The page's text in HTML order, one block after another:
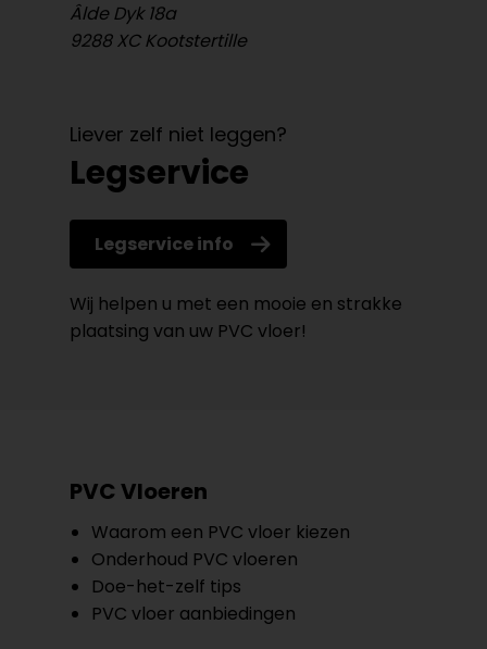
Âlde Dyk 18a
9288 XC Kootstertille
Liever zelf niet leggen?
Legservice
Legservice info
Wij helpen u met een mooie en strakke
plaatsing van uw PVC vloer!
PVC Vloeren
Waarom een PVC vloer kiezen
Onderhoud PVC vloeren
Doe-het-zelf tips
PVC vloer aanbiedingen